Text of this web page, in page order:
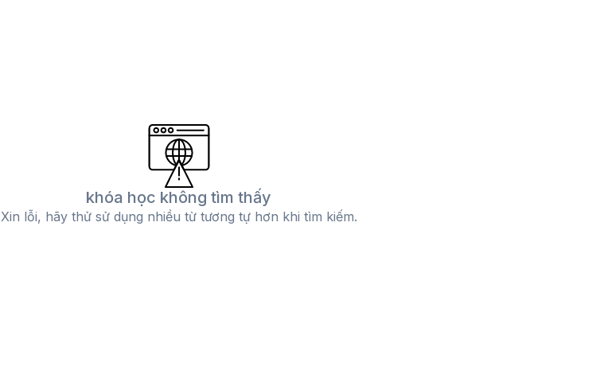
khóa học không tìm thấy
Xin lỗi, hãy thử sử dụng nhiều từ tương tự hơn khi tìm kiếm.